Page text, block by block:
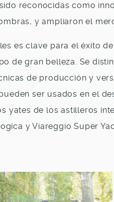
reconocidas como
y ampliaron el
es clave para el éxito
de gran belleza. Se
de producción y
ser usados en el
yates de los astilleros
y Viareggio Super